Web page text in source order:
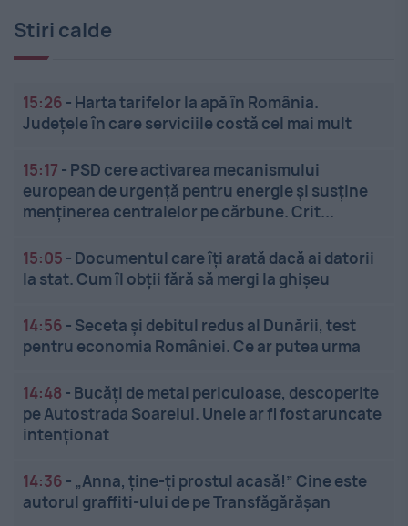
Stiri calde
15:26 - Harta tarifelor la apă în România.
Județele în care serviciile costă cel mai mult
15:17 - PSD cere activarea mecanismului
european de urgență pentru energie și susține
menținerea centralelor pe cărbune. Crit...
15:05 - Documentul care îți arată dacă ai datorii
la stat. Cum îl obții fără să mergi la ghișeu
14:56 - Seceta și debitul redus al Dunării, test
pentru economia României. Ce ar putea urma
14:48 - Bucăți de metal periculoase, descoperite
pe Autostrada Soarelui. Unele ar fi fost aruncate
intenționat
14:36 - „Anna, ține-ți prostul acasă!” Cine este
autorul graffiti-ului de pe Transfăgărășan